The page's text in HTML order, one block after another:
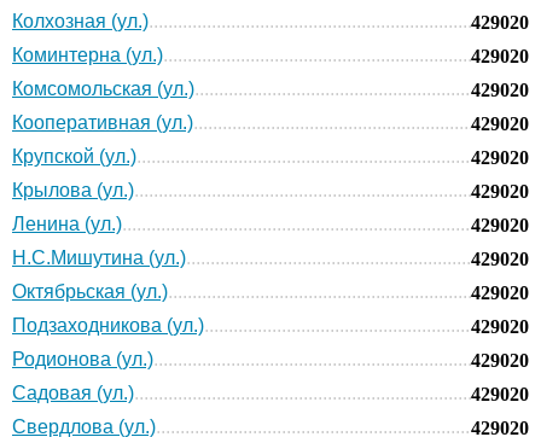
Колхозная (ул.)
429020
Коминтерна (ул.)
429020
Комсомольская (ул.)
429020
Кооперативная (ул.)
429020
Крупской (ул.)
429020
Крылова (ул.)
429020
Ленина (ул.)
429020
Н.С.Мишутина (ул.)
429020
Октябрьская (ул.)
429020
Подзаходникова (ул.)
429020
Родионова (ул.)
429020
Садовая (ул.)
429020
Свердлова (ул.)
429020